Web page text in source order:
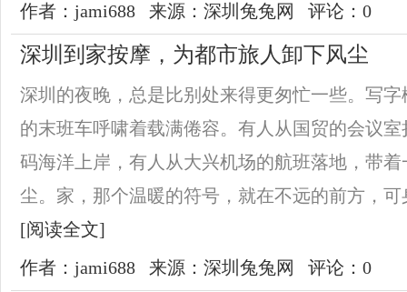
作者：jami688
来源：深圳兔兔网 评论：0
深圳到家按摩，为都市旅人卸下风尘
深圳的夜晚，总是比别处来得更匆忙一些。写
的末班车呼啸着载满倦容。有人从国贸的会议
码海洋上岸，有人从大兴机场的航班落地，带
尘。家，那个温暖的符号，就在不远的前方，
[阅读全文]
作者：jami688
来源：深圳兔兔网 评论：0